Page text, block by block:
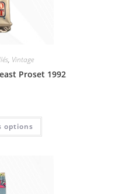
, Vintage
Proset 1992
options